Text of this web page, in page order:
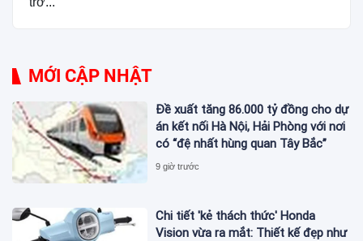
MỚI CẬP NHẬT
Đề xuất tăng 86.000 tỷ đồng cho dự
án kết nối Hà Nội, Hải Phòng với nơi
có “đệ nhất hùng quan Tây Bắc”
9 giờ trước
Chi tiết 'kẻ thách thức' Honda
Vision vừa ra mắt: Thiết kế đẹp như